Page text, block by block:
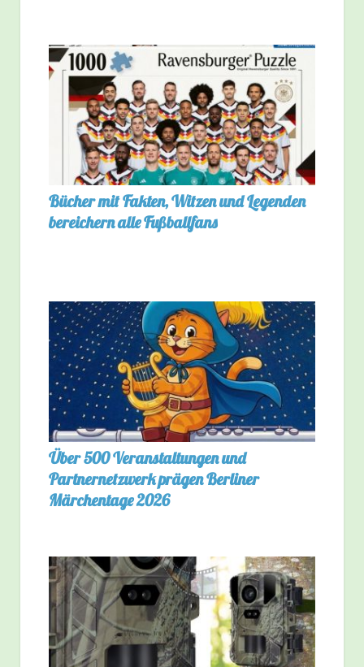
Bücher mit Fakten, Witzen und Legenden
bereichern alle Fußballfans
Über 500 Veranstaltungen und
Partnernetzwerk prägen Berliner
Märchentage 2026